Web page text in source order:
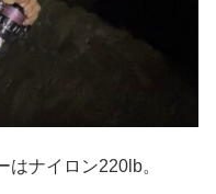
ナイロン220lb。